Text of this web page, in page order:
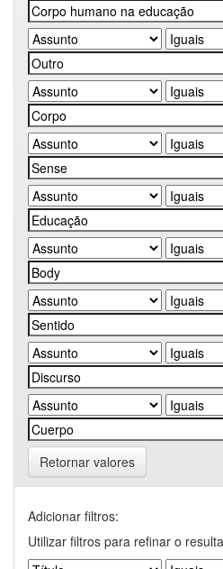
Retornar valores
Adicionar filtros:
Utilizar filtros para refinar o